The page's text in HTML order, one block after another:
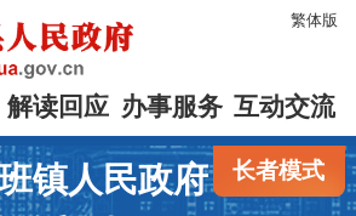
繁体版
解读回应 办事服务 互动交流
长者模式
镇人民政府